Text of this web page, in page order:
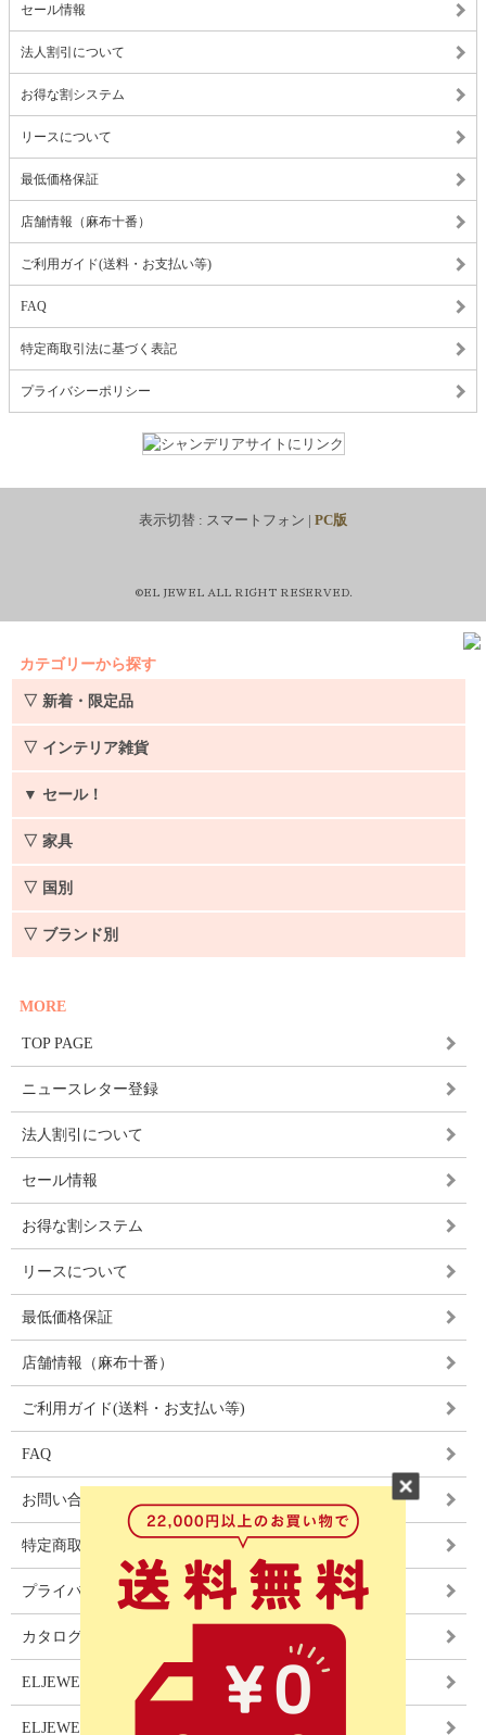
セール情報
法人割引について
お得な割システム
リースについて
最低価格保証
店舗情報（麻布十番）
ご利用ガイド(送料・お支払い等)
FAQ
特定商取引法に基づく表記
プライバシーポリシー
表示切替 : スマートフォン | PC版
©EL JEWEL ALL RIGHT RESERVED.
カテゴリーから探す
▽ 新着・限定品
▽ インテリア雑貨
▼ セール！
▽ 家具
▽ 国別
▽ ブランド別
MORE
TOP PAGE
ニュースレター登録
法人割引について
セール情報
お得な割システム
リースについて
最低価格保証
店舗情報（麻布十番）
ご利用ガイド(送料・お支払い等)
FAQ
お問い合わせ
特定商取引法に基づく表記
プライバシーポリシー
カタログ
ELJEWEL LIGHITNG
ELJEWEL カーテン